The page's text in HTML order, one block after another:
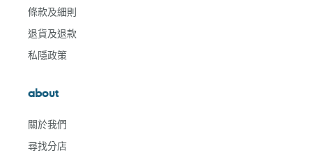
條款及細則
退貨及退款
私隱政策
about
關於我們
尋找分店